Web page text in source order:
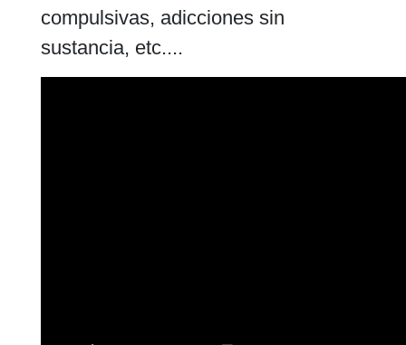
compulsivas, adicciones sin
sustancia, etc....